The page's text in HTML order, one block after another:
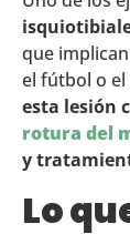
que
el fútbol o el
esta lesión
rotura del
y
Lo